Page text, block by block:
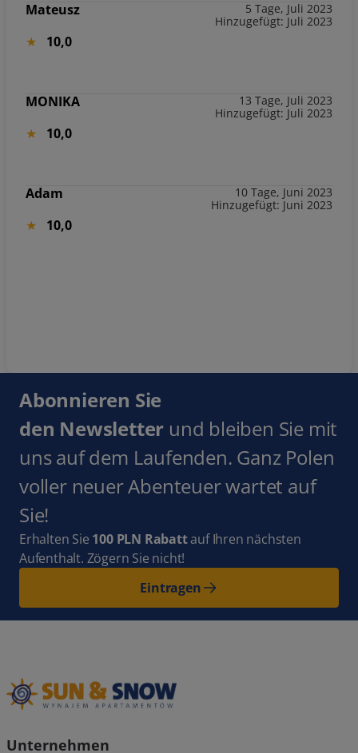
Mateusz
5 Tage, Juli 2023
Hinzugefügt: Juli 2023
10,0
MONIKA
13 Tage, Juli 2023
Hinzugefügt: Juli 2023
10,0
Adam
10 Tage, Juni 2023
Hinzugefügt: Juni 2023
10,0
Abonnieren Sie
den Newsletter und bleiben Sie mit
uns auf dem Laufenden. Ganz Polen
voller neuer Abenteuer wartet auf
Sie!
Erhalten Sie 100 PLN Rabattauf Ihren nächsten
Aufenthalt. Zögern Sie nicht!
Eintragen
Unternehmen